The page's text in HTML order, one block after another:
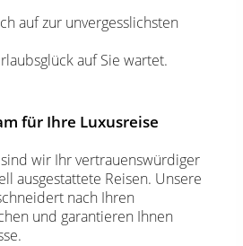
auf zur unvergesslichsten
auf Sie wartet.
für Ihre Luxusreise
wir Ihr vertrauenswürdiger
ausgestattete Reisen. Unsere
nach Ihren
und garantieren Ihnen